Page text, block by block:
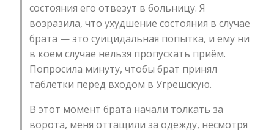
состояния его отвезут в больницу. Я
возразила, что ухудшение состояния в случае
брата — это суицидальная попытка, и ему ни
в коем случае нельзя пропускать приём.
Попросила минуту, чтобы брат принял
таблетки перед входом в Угрешскую.
В этот момент брата начали толкать за
ворота, меня оттащили за одежду, несмотря